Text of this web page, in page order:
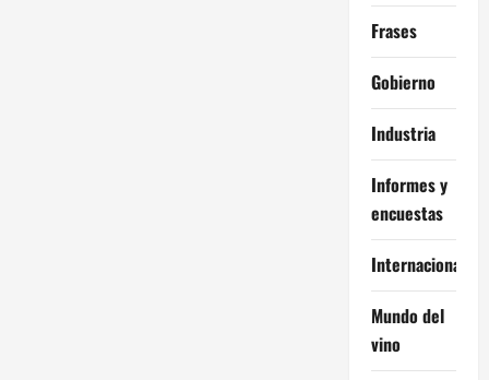
Frases
Gobierno
Industria
Informes y
encuestas
Internacional
Mundo del
vino